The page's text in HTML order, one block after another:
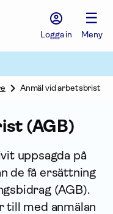
Logga in
☰
Meny
Anmäl vid arbetsbrist
(AGB)
uppsagda på
de få ersättning
(AGB).
till med anmälan